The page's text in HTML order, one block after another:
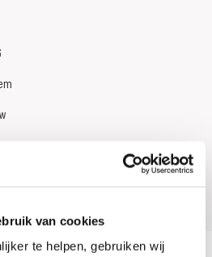
van cookies
te helpen, gebruiken wij